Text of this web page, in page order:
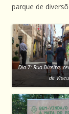
parque de
Dia 7: Rua Direita,
de Viseu